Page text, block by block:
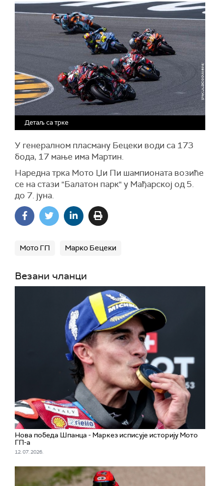
Детаљ са трке
У генералном пласману Бецеки води са 173
бода, 17 мање има Мартин.
Наредна трка Мото Џи Пи шампионата возиће
се на стази "Балатон парк" у Мађарској од 5.
до 7. јуна.
Мото ГП Марко Бецеки
Везани чланци
Нова победа Шпанца - Маркез исписује историју Мото
ГП-а
12. 07. 2026.